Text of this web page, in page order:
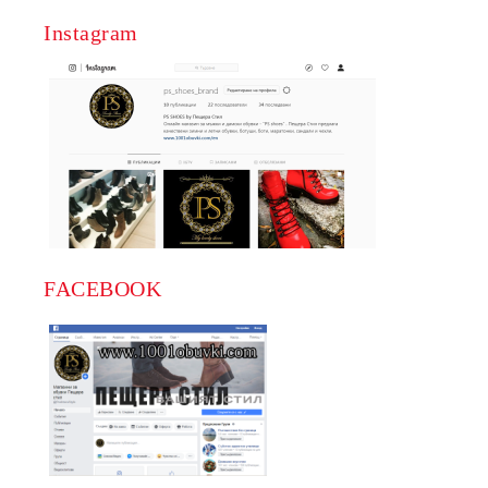
Дамски елегантни боти за формална обстановка или
с които да посрещнете вашите специални моменти.
Кларкове и апрески за разглеждане на света с
увереност и стил.
За да направим вашето пазаруване още по-привлекателно,
предлагаме дамски боти от естествена кожа на високо качество и
изгодни цени. Естествената кожа винаги е символ на стил и
издръжливост, и ние сме горди, че предлагаме качествени
можете да намерите високо качество на изгодни цени. Нашите
продукти се променят редовно, за да ви предоставим
разнообразие и възможност за истинска находка.
При избора на дамски боти, не забравяйте да обърнете
внимание на следните характеристики:
Instagram
FACEBOOK